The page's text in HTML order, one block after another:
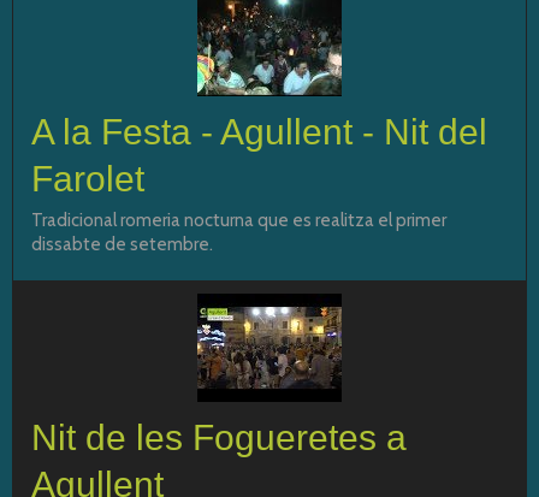
A la Festa - Agullent - Nit del
Farolet
Tradicional romeria nocturna que es realitza el primer
dissabte de setembre.
Nit de les Fogueretes a
Agullent